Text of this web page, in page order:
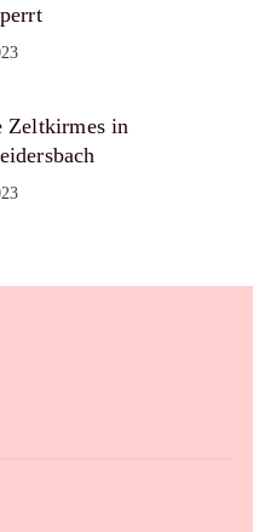
Zeltkirmes in